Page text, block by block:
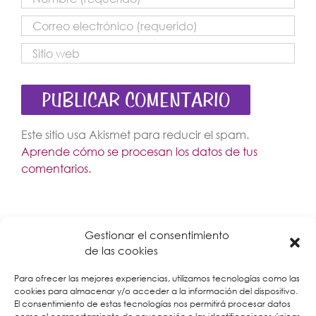
Gestionar el consentimiento
de las cookies
Para ofrecer las mejores experiencias, utilizamos tecnologías como las
cookies para almacenar y/o acceder a la información del dispositivo.
El consentimiento de estas tecnologías nos permitirá procesar datos
Este sitio usa Akismet para reducir el spam.
Aprende cómo se procesan los datos de tus
comentarios.